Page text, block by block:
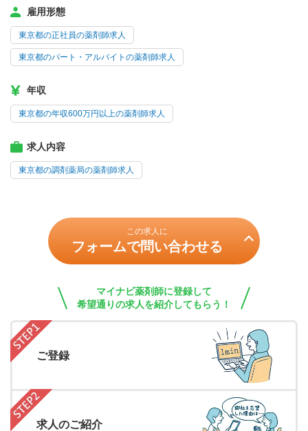
雇用形態
東京都の正社員の薬剤師求人
東京都のパート・アルバイトの薬剤師求人
年収
東京都の年収600万円以上の薬剤師求人
求人内容
東京都の調剤薬局の薬剤師求人
この求人に
フォームで問い合わせる
マイナビ薬剤師に登録して
希望通りの求人を紹介してもらう！
ご登録
求人のご紹介